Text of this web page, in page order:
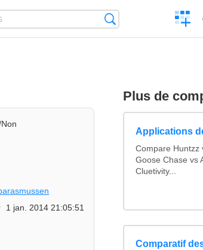
un
1 jan. 2014 21:05:51
Plus de
Applications
Compare Huntzz
Goose Chase vs
Cluetivity...
Comparatif